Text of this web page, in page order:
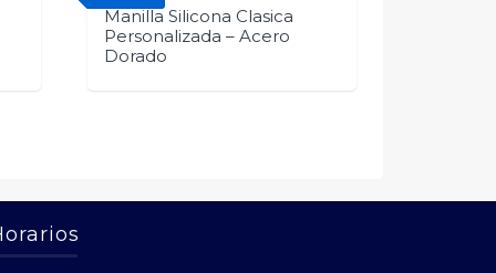
Manilla Silicona Clasica
Personalizada – Acero
Dorado